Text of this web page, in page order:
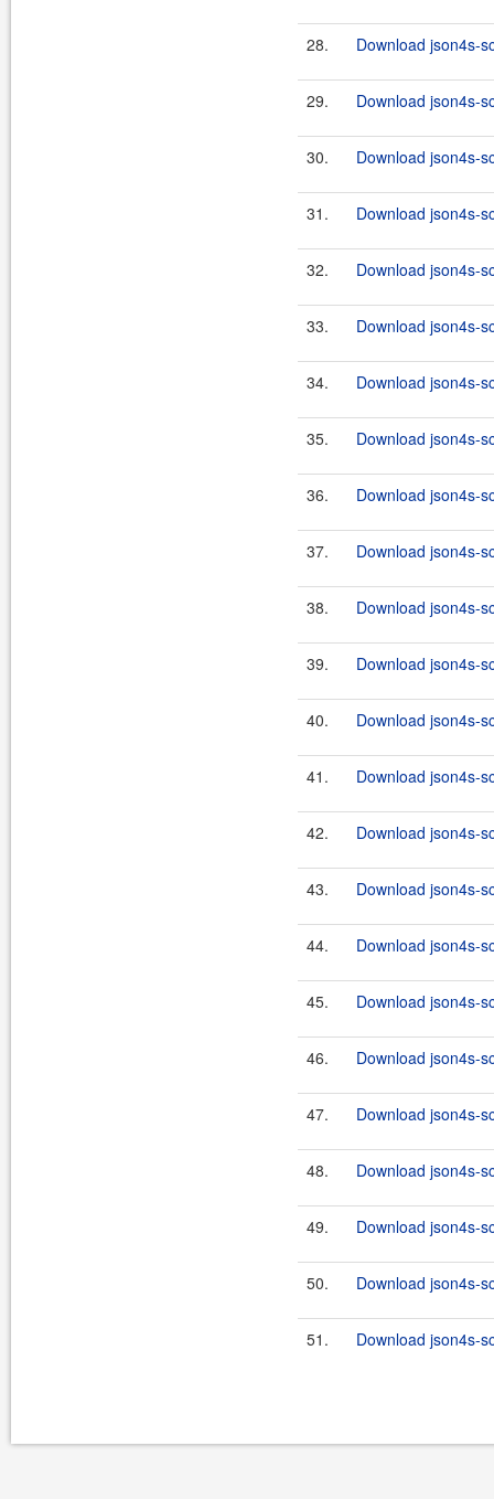
28. Download json4s-
29. Download json4s-
30. Download json4s-
31. Download json4s-
32. Download json4s-
33. Download json4s-
34. Download json4s-
35. Download json4s-
36. Download json4s-
37. Download json4s-
38. Download json4s-
39. Download json4s-
40. Download json4s-
41. Download json4s-
42. Download json4s-
43. Download json4s-
44. Download json4s-
45. Download json4s-
46. Download json4s-
47. Download json4s-
48. Download json4s-
49. Download json4s-
50. Download json4s-
51. Download json4s-